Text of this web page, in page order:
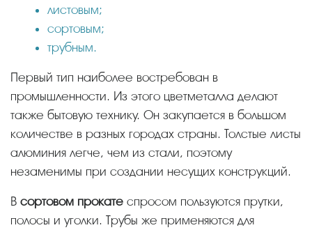
листовым;
сортовым;
трубным.
Первый тип наиболее востребован в
промышленности. Из этого цветметалла делают
также бытовую технику. Он закупается в большом
количестве в разных городах страны. Толстые листы
алюминия легче, чем из стали, поэтому
незаменимы при создании несущих конструкций.
сортовом прокате спросом пользуются прутки,
полосы и уголки. Трубы же применяются для